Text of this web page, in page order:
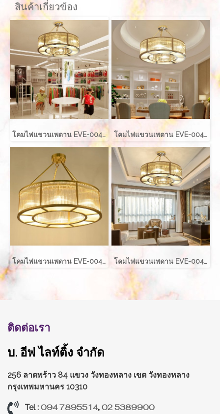
สินค้าเกี่ยวข้อง
โคมไฟแขวนเพดาน EVE-00421 LED 60W ขนาด กว้าง 60 ซม. สูง 40 ซม. โคมไฟแขวนเพดาน EVE-00421 LED 70W ขนาด กว้าง 80 ซม. สูง 40 ซม.
โคมไฟแขวนเพดาน EVE-00421 LED 80W ขนาด กว้าง 100 ซม. สูง 40 ซม. โคมไฟแขวนเพดาน EVE-00421 LED 50W ขนาด กว้าง 40 ซม. สูง 40 ซม.
ติดต่อเรา
บ. อีฟ ไลท์ติ้ง จำกัด
256 ลาดพร้าว 84 แขวง วังทองหลาง เขต วังทองหลาง
กรุงเทพมหานคร 10310
Tel : 094 7895514,02 5389900